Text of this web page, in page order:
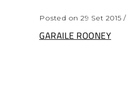
Posted on 29 Set 2015 /
GARAILE ROONEY